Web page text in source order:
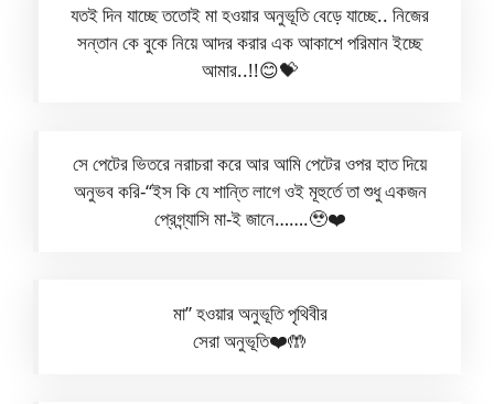
যতই দিন যাচ্ছে ততোই মা হওয়ার অনুভূতি বেড়ে যাচ্ছে.. নিজের
সন্তান কে বুকে নিয়ে আদর করার এক আকাশে পরিমান ইচ্ছে
আমার..!!😊💝
সে পেটের ভিতরে নরাচরা করে আর আমি পেটের ওপর হাত দিয়ে
অনুভব করি-“ইস কি যে শান্তি লাগে ওই মূহুর্তে তা শুধু একজন
প্রেগ্ন্যাসি মা-ই জানে…….🥹❤️
মা” হওয়ার অনুভূতি পৃথিবীর
সেরা অনুভূতি❤️🤲